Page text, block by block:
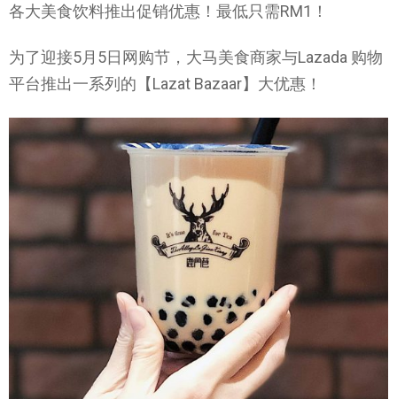
各大美食饮料推出促销优惠！最低只需RM1！
为了迎接5月5日网购节，大马美食商家与Lazada 购物
平台推出一系列的【Lazat Bazaar】大优惠！